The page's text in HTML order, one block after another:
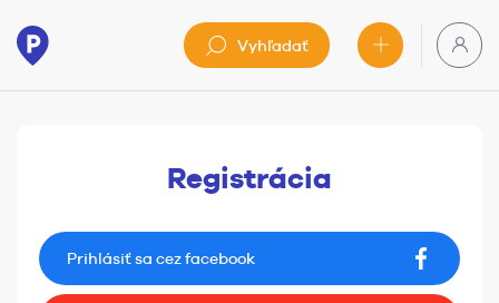
Vyhľadať
Registrácia
Prihlásiť sa cez facebook